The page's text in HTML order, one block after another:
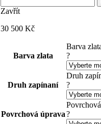
Zavřít
30 500 Kč
Barva zlata
Barva
?
Druh zapínaní
Druh
?
Povrchová úprava?